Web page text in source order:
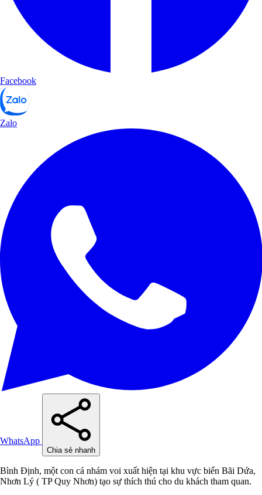
Facebook
Zalo
WhatsApp
Chia sẻ nhanh
Bình Định, một con cá nhám voi xuất hiện tại khu vực biển Bãi Dứa,
Nhơn Lý ( TP Quy Nhơn) tạo sự thích thú cho du khách tham quan.